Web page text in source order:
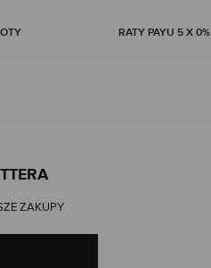
RATY PAYU 5 X 0%
ZAKUPY